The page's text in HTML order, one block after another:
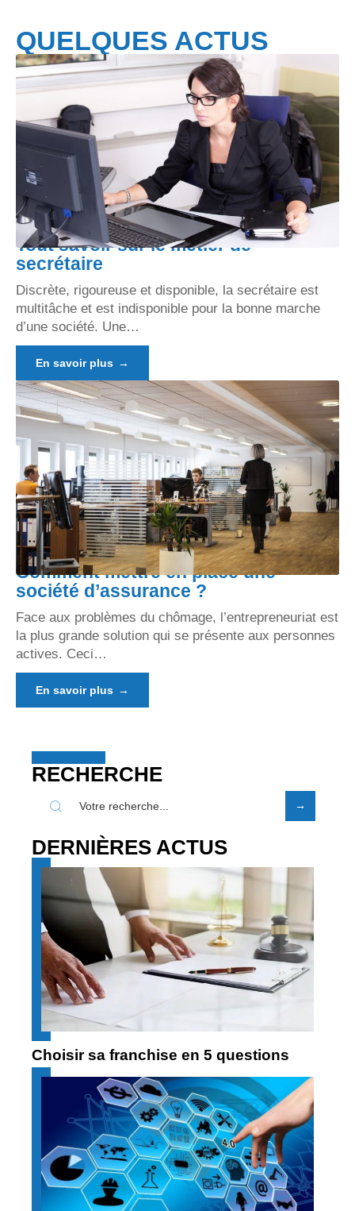
QUELQUES ACTUS
Tout savoir sur le métier de
secrétaire
Discrète, rigoureuse et disponible, la secrétaire est
multitâche et est indisponible pour la bonne marche
d’une société. Une…
En savoir plus
Comment mettre en place une
société d’assurance ?
Face aux problèmes du chômage, l’entrepreneuriat est
la plus grande solution qui se présente aux personnes
actives. Ceci…
En savoir plus
RECHERCHE
DERNIÈRES ACTUS
Choisir sa franchise en 5 questions